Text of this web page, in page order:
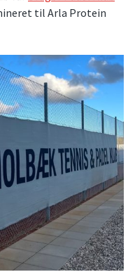
til Arla Protein